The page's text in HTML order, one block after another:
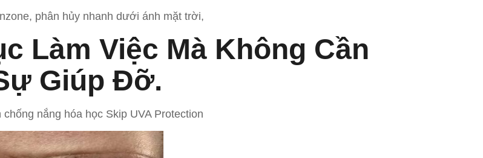
phân hủy nhanh dưới ánh mặt trời,
Làm Việc Mà Không Cần
Giúp Đỡ.
nắng hóa học Skip UVA Protection